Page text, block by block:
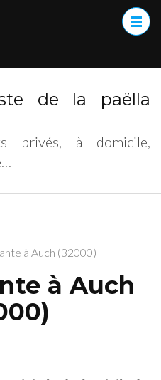
de la paëlla
privés, à domicile,
à Auch (32000)
à Auch